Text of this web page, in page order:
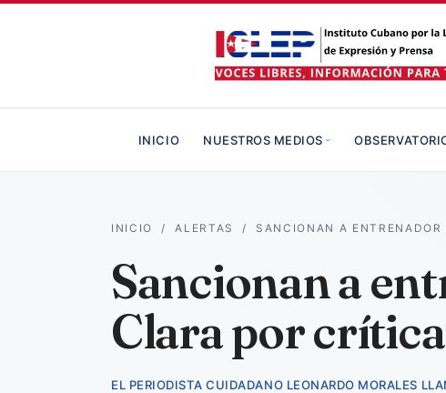
INICIO NUESTROS MEDIOS
INICIO /ALERTAS / SANCIONAN A
Sancionan a
Clara por
EL PERIODISTA CUIDADANO LEONARDO MORALES